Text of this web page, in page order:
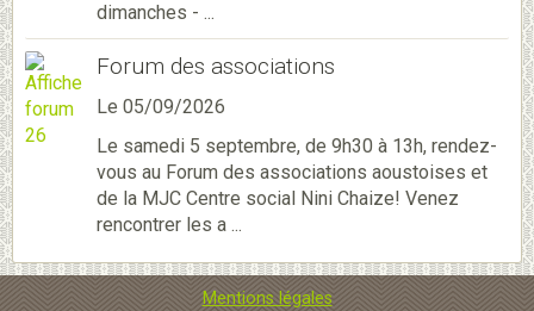
dimanches - ...
Forum des associations
Le 05/09/2026
Le samedi 5 septembre, de 9h30 à 13h, rendez-
vous au Forum des associations aoustoises et
de la MJC Centre social Nini Chaize! Venez
rencontrer les a ...
Mentions légales